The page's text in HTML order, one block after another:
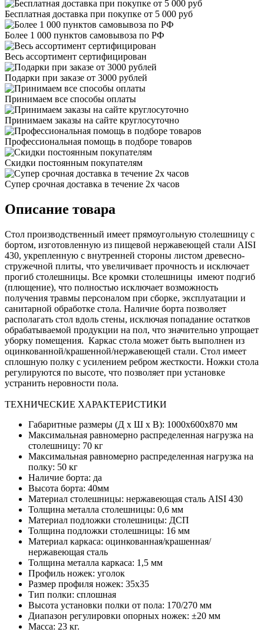
Бесплатная доставка при покупке от 5 000 руб
Более 1 000 пунктов самовывоза по РФ
Весь ассортимент сертифицирован
Подарки при заказе от 3000 рублей
Принимаем все способы оплаты
Принимаем заказы на сайте круглосуточно
Профессиональная помощь в подборе товаров
Скидки постоянным покупателям
Супер срочная доставка в течение 2х часов
Описание товара
Стол производственный имеет прямоугольную столешницу с
бортом, изготовленную из пищевой нержавеющей стали AISI
430, укрепленную с внутренней стороны листом древесно-
стружечной плиты, что увеличивает прочность и исключает
прогиб столешницы. Все кромки столешницы имеют подгиб
(плющение), что полностью исключает возможность
получения травмы персоналом при сборке, эксплуатации и
санитарной обработке стола. Наличие борта позволяет
располагать стол вдоль стены, исключая попадание остатков
обрабатываемой продукции на пол, что значительно упрощает
уборку помещения. Каркас стола может быть выполнен из
оцинкованной/крашенной/нержавеющей стали. Стол имеет
сплошную полку с усилением ребром жесткости. Ножки стола
регулируются по высоте, что позволяет при установке
устранить неровности пола.
ТЕХНИЧЕСКИЕ ХАРАКТЕРИСТИКИ
Габаритные размеры (Д х Ш х В): 1000х600х870 мм
Максимальная равномерно распределенная нагрузка на
столешницу: 70 кг
Максимальная равномерно распределенная нагрузка на
полку: 50 кг
Наличие борта: да
Высота борта: 40мм
Материал столешницы: нержавеющая сталь AISI 430
Толщина металла столешницы: 0,6 мм
Материал подложки столешницы: ДСП
Толщина подложки столешницы: 16 мм
Материал каркаса: оцинкованная/крашенная/
нержавеющая сталь
Толщина металла каркаса: 1,5 мм
Профиль ножек: уголок
Размер профиля ножек: 35х35
Тип полки: сплошная
Высота установки полки от пола: 170/270 мм
Диапазон регулировки опорных ножек: ±20 мм
Масса: 23 кг.